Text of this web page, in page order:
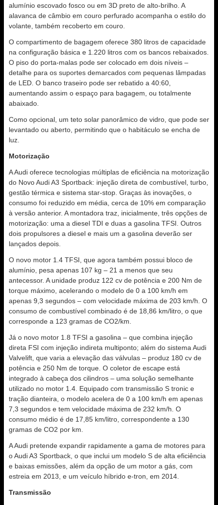
alumínio escovado fosco ou em 3D preto de alto-brilho. A
alavanca de câmbio em couro perfurado acompanha o estilo do
volante, também recoberto em couro.
O compartimento de bagagem oferece 380 litros de capacidade
na configuração básica e 1.220 litros com os bancos rebaixados.
O piso do porta-malas pode ser colocado em dois níveis –
detalhe para os suportes demarcados com pequenas lâmpadas
de LED. O banco traseiro pode ser rebatido a 40:60,
aumentando assim o espaço para bagagem, ou totalmente
abaixado.
Como opcional, um teto solar panorâmico de vidro, que pode ser
levantado ou aberto, permitindo que o habitáculo se encha de
luz.
Motorização
A Audi oferece tecnologias múltiplas de eficiência na motorização
do Novo Audi A3 Sportback: injeção direta de combustível, turbo,
gestão térmica e sistema star-stop. Graças às inovações, o
consumo foi reduzido em média, cerca de 10% em comparação
à versão anterior. A montadora traz, inicialmente, três opções de
motorização: uma a diesel TDI e duas a gasolina TFSI. Outros
dois propulsores a diesel e mais um a gasolina deverão ser
lançados depois.
O novo motor 1.4 TFSI, que agora também possui bloco de
alumínio, pesa apenas 107 kg – 21 a menos que seu
antecessor. A unidade produz 122 cv de potência e 200 Nm de
torque máximo, acelerando o modelo de 0 a 100 km/h em
apenas 9,3 segundos – com velocidade máxima de 203 km/h. O
consumo de combustível combinado é de 18,86 km/litro, o que
corresponde a 123 gramas de CO2/km.
Já o novo motor 1.8 TFSI a gasolina – que combina injeção
direta FSI com injeção indireta multiponto; além do sistema Audi
Valvelift, que varia a elevação das válvulas – produz 180 cv de
potência e 250 Nm de torque. O coletor de escape está
integrado à cabeça dos cilindros – uma solução semelhante
utilizado no motor 1.4. Equipado com transmissão S tronic e
tração dianteira, o modelo acelera de 0 a 100 km/h em apenas
7,3 segundos e tem velocidade máxima de 232 km/h. O
consumo médio é de 17,85 km/litro, correspondente a 130
gramas de CO2 por km.
A Audi pretende expandir rapidamente a gama de motores para
o Audi A3 Sportback, o que inclui um modelo S de alta eficiência
e baixas emissões, além da opção de um motor a gás, com
estreia em 2013, e um veículo híbrido e-tron, em 2014.
Transmissão